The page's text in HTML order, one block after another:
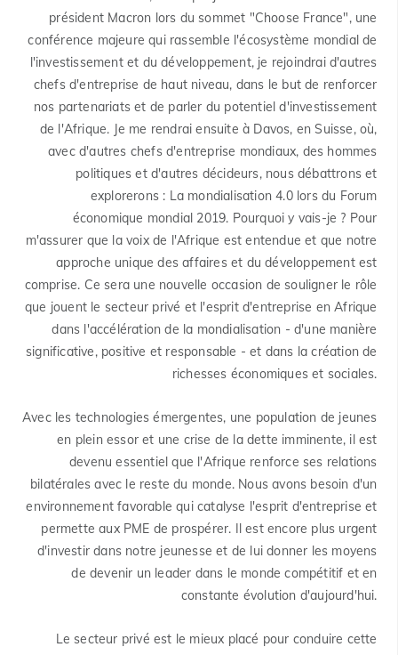
président Macron lors du sommet "Choose France", une
conférence majeure qui rassemble l'écosystème mondial de
l'investissement et du développement, je rejoindrai d'autres
chefs d'entreprise de haut niveau, dans le but de renforcer
nos partenariats et de parler du potentiel d'investissement
de l'Afrique. Je me rendrai ensuite à Davos, en Suisse, où,
avec d'autres chefs d'entreprise mondiaux, des hommes
politiques et d'autres décideurs, nous débattrons et
explorerons : La mondialisation 4.0 lors du Forum
économique mondial 2019. Pourquoi y vais-je ? Pour
m'assurer que la voix de l'Afrique est entendue et que notre
approche unique des affaires et du développement est
comprise. Ce sera une nouvelle occasion de souligner le rôle
que jouent le secteur privé et l'esprit d'entreprise en Afrique
dans l'accélération de la mondialisation - d'une manière
significative, positive et responsable - et dans la création de
richesses économiques et sociales.
Avec les technologies émergentes, une population de jeunes
en plein essor et une crise de la dette imminente, il est
devenu essentiel que l'Afrique renforce ses relations
bilatérales avec le reste du monde. Nous avons besoin d'un
environnement favorable qui catalyse l'esprit d'entreprise et
permette aux PME de prospérer. Il est encore plus urgent
d'investir dans notre jeunesse et de lui donner les moyens
de devenir un leader dans le monde compétitif et en
constante évolution d'aujourd'hui.
Le secteur privé est le mieux placé pour conduire cette